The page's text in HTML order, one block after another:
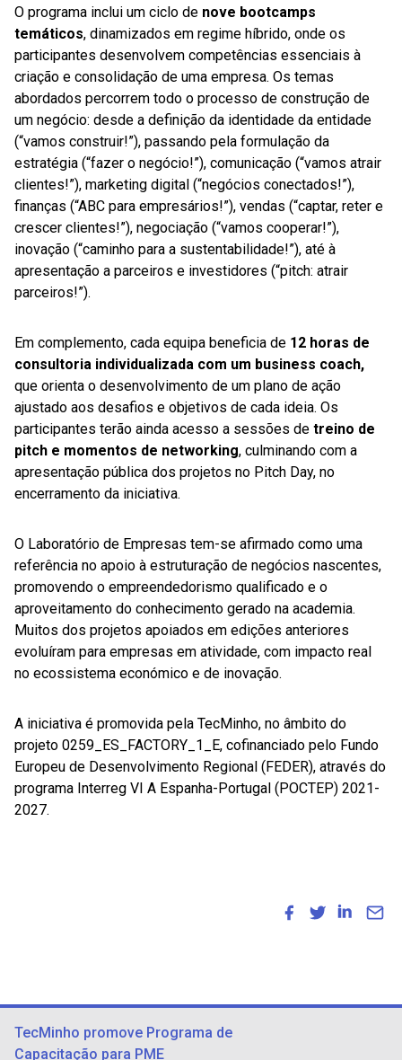
O programa inclui um ciclo de nove bootcamps
temáticos, dinamizados em regime híbrido, onde os
participantes desenvolvem competências essenciais à
criação e consolidação de uma empresa. Os temas
abordados percorrem todo o processo de construção de
um negócio: desde a definição da identidade da entidade
(“vamos construir!”), passando pela formulação da
estratégia (“fazer o negócio!”), comunicação (“vamos atrair
clientes!”), marketing digital (“negócios conectados!”),
finanças (“ABC para empresários!”), vendas (“captar, reter e
crescer clientes!”), negociação (“vamos cooperar!”),
inovação (“caminho para a sustentabilidade!”), até à
apresentação a parceiros e investidores (“pitch: atrair
parceiros!”).
Em complemento, cada equipa beneficia de 12 horas de
consultoria individualizada com um business coach,
que orienta o desenvolvimento de um plano de ação
ajustado aos desafios e objetivos de cada ideia. Os
participantes terão ainda acesso a sessões de treino de
pitch e momentos de networking, culminando com a
apresentação pública dos projetos no Pitch Day, no
encerramento da iniciativa.
O Laboratório de Empresas tem-se afirmado como uma
referência no apoio à estruturação de negócios nascentes,
promovendo o empreendedorismo qualificado e o
aproveitamento do conhecimento gerado na academia.
Muitos dos projetos apoiados em edições anteriores
evoluíram para empresas em atividade, com impacto real
no ecossistema económico e de inovação.
A iniciativa é promovida pela TecMinho, no âmbito do
projeto 0259_ES_FACTORY_1_E, cofinanciado pelo Fundo
Europeu de Desenvolvimento Regional (FEDER), através do
programa Interreg VI A Espanha-Portugal (POCTEP) 2021-
2027.
TecMinho promove Programa de
Capacitação para PME